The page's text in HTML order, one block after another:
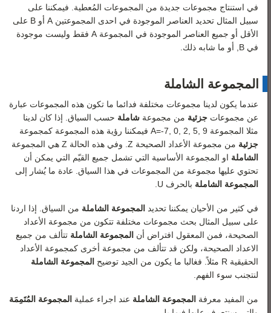
في استنتاج مجموعات جديدة من المجموعات المُعطية. فيمكننا على
سبيل المثال تحديد العناصر الموجودة في احدى المجموعتينA أو B على
الأقل أو جميع العناصر الموجودة في المجموعةA فقط وليست موجودة
في B, أو ما شابه ذلك.
المجموعة الشاملة
عندما يكون لدينا مجموعات مختلفة فدائما ما تكون هذه المجموعات عبارة
عن مجموعات جزئية من مجموعة شاملة حسب السياق. إذا كان لدينا
مثلا المجموعة
A=-7, 0, 2, 5, 9
فيمكننا رؤية هذه المجموعة كمجموعة
جزئية من مجموعة الأعداد الصحيحة Z. وفي هذه الحالة Z هي المجموعة
الشاملة او المجموعة الأساسية التي تشمل جميع القيّم التي يمكن أن
تحتوي عليها مجموعة من المجموعات في هذا السياق. عادة ما يُشار إلى
المجموعة الشاملة بالحرف U
.
في كثير من الأحيان يمكننا تحديد المجموعة الشاملة من السياق. إذا اردنا
على سبيل المثال بحث مجموعات مختلفة تتكون من مجموعة الأعداد
الصحيحة، فمن المعقول افتراض أن المجموعة الشاملة تتألف من جميع
الاعداد الصحيحة، ولكن قد تتألف من مجموعة أخرى كمجموعة الأعداد
الحقيقية R مثلاً. فغالبا ما يكون من الجيد توضيح المجموعة الشاملة
لنتجنب سوء الفهم.
من المفيد معرفة المجموعة الشاملة عند اجراء عملية المجموعة المُتَمِمَة
رياضيات 3
رياضيات 4